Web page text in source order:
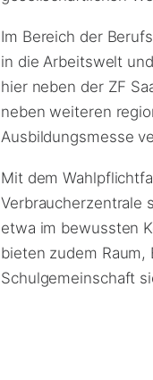
Im Bereich der
in die Arbeitswelt
hier neben der ZF
neben weiteren
Ausbildungsmesse
Mit dem
Verbraucherzentrale
etwa im bewussten
bieten zudem Raum,
Schulgemeinschaft